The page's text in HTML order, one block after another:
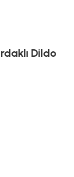
Dildo